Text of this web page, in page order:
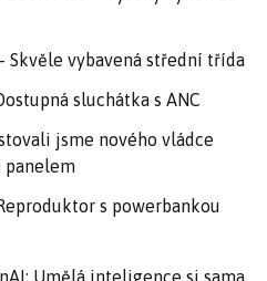
Skvěle vybavená střední třída
sluchátka s ANC
jsme nového vládce
panelem
s powerbankou
Umělá inteligence si sama